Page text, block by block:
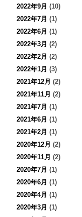
2022年9月 (10)
2022年7月 (1)
2022年6月 (1)
2022年3月 (2)
2022年2月 (2)
2022年1月 (3)
2021年12月 (2)
2021年11月 (2)
2021年7月 (1)
2021年6月 (1)
2021年2月 (1)
2020年12月 (2)
2020年11月 (2)
2020年7月 (1)
2020年6月 (1)
2020年4月 (1)
2020年3月 (1)